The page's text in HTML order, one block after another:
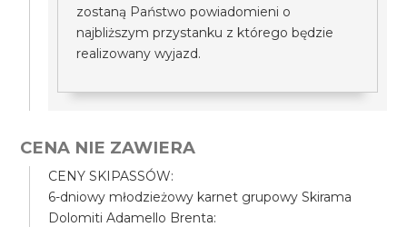
zostaną Państwo powiadomieni o
najbliższym przystanku z którego będzie
realizowany wyjazd.
CENA NIE ZAWIERA
CENY SKIPASSÓW:
6-dniowy młodzieżowy karnet grupowy Skirama
Dolomiti Adamello Brenta: